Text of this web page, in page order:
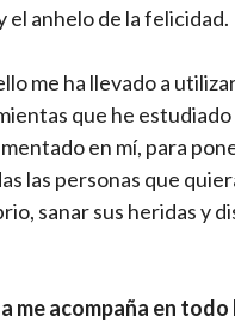
el anhelo de la felicidad.
me ha llevado a
que he estudiado
en mí, para
las personas que
sanar sus heridas y
me acompaña en